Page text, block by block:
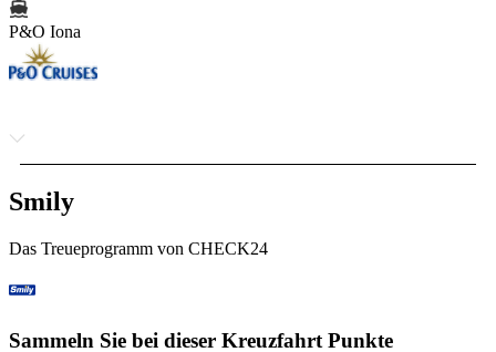
P&O Iona
Smily
Das Treueprogramm von CHECK24
Sammeln Sie bei dieser Kreuzfahrt Punkte